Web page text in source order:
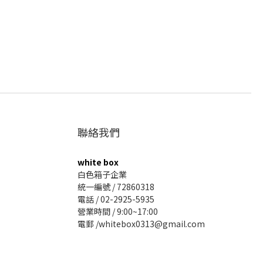
聯絡我們
white box
白色箱子企業
統一編號 / 72860318
電話 / 02-2925-5935
營業時間 / 9:00~17:00
電郵 /whitebox0313@gmail.com